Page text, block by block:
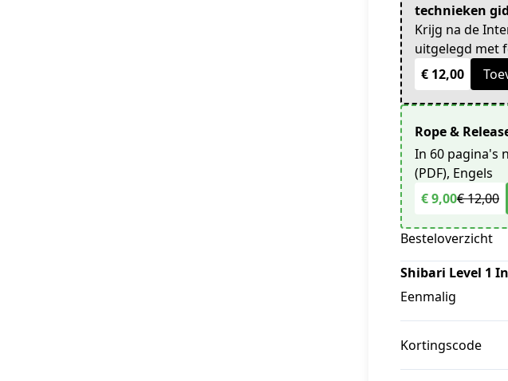
technieken
Krijg na de
uitgelegd met
€ 12,00
Rope &
In 60 pagina's
(PDF), Engels
€ 9,00€ 12,00
Besteloverzicht
Shibari Level 1
Eenmalig
Kortingscode